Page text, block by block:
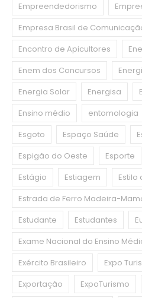
Empreendedorismo
Empresa Brasil de
Encontro de Apicultores
Enem dos Concursos
Energia Solar
Energisa
Ensino médio
entomologia
Esgoto
Espaço Saúde
Espigão do Oeste
Esporte
Estágio
Estiagem Estilo
Estrada de Ferro Madeira-
Estudante
Estudantes
Exame Nacional do Ensino
Exército Brasileiro
Expo
Exportação
ExpoTurismo